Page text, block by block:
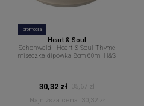
promocja
Heart & Soul
Schonwald - Heart & Soul Thyme
miseczka dipówka 8cm 60ml H&S
30,32 zł
35,67 zł
Najniższa cena:
30,32 zł